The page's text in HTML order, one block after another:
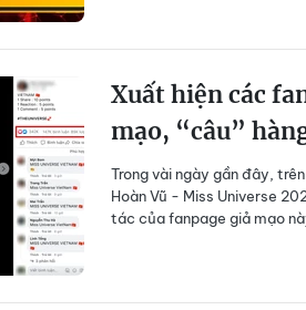
Xuất hiện các
mạo, “câu”
Trong vài ngày gần đây,
Hoàn Vũ - Miss Universe
tác của fanpage giả mạo